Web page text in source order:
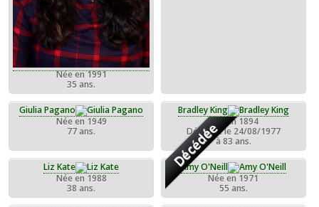
Née en 1991
35 ans.
Giulia Pagano
Née en 1949
77 ans.
Bradley King
DécédéeNée en 1894
Décédée le 24/08/1977
à 83 ans.
Liz Kate
Née en 1988
38 ans.
Amy O'Neill
Née en 1971
55 ans.